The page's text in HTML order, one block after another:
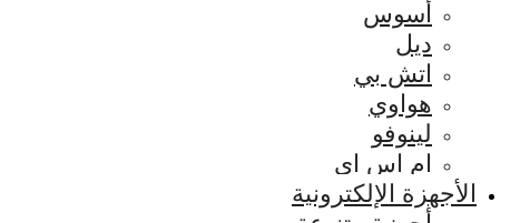
أسوس
ديل
اتش بي
هواوي
لينوفو
ام اس اي
الأجهزة الإلكترونية